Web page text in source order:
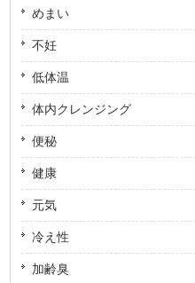
めまい
不妊
低体温
体内クレンジング
便秘
健康
元気
冷え性
加齢臭